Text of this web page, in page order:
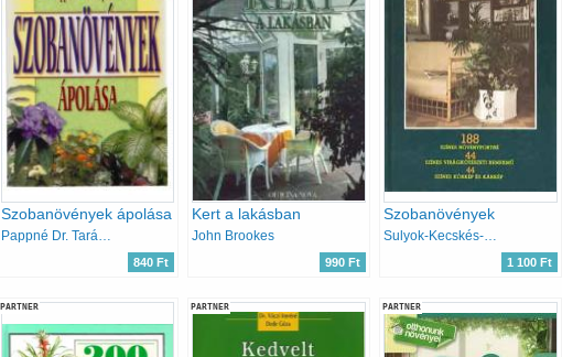
Szobanövények ápolása
Pappné Dr. Tarányi Zita
840 Ft
Kert a lakásban
John Brookes
990 Ft
Szobanövények
Sulyok-Kecskés-Kuhn-Szabó
1 100 Ft
PARTNER PARTNER PARTNER